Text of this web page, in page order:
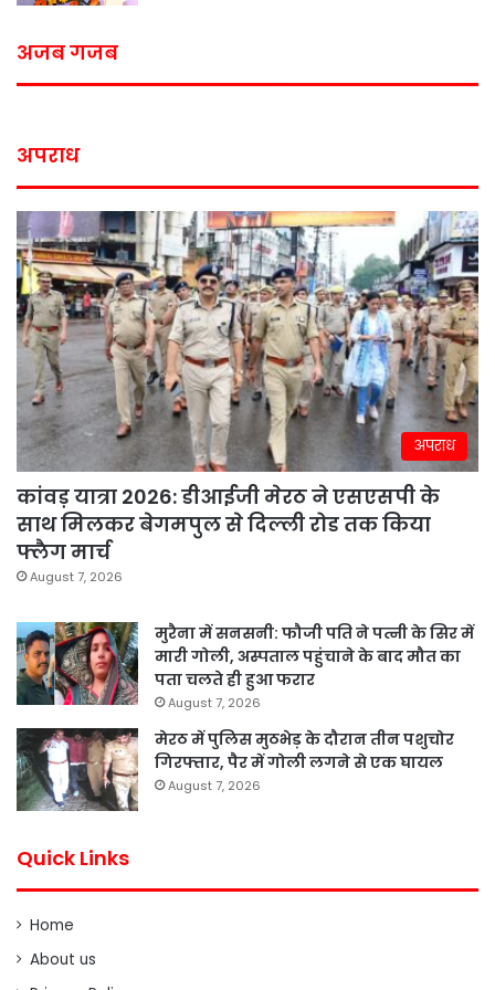
अजब गजब
अपराध
अपराध
कांवड़ यात्रा 2026: डीआईजी मेरठ ने एसएसपी के
साथ मिलकर बेगमपुल से दिल्ली रोड तक किया
फ्लैग मार्च
August 7, 2026
मुरैना में सनसनी: फौजी पति ने पत्नी के सिर में
मारी गोली, अस्पताल पहुंचाने के बाद मौत का
पता चलते ही हुआ फरार
August 7, 2026
मेरठ में पुलिस मुठभेड़ के दौरान तीन पशुचोर
गिरफ्तार, पैर में गोली लगने से एक घायल
August 7, 2026
Quick Links
Home
About us